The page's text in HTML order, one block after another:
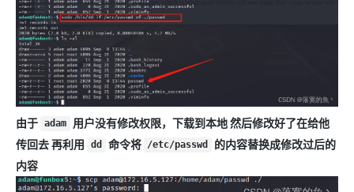
由于 adam
用户没有修改权限，下载到本地 然后修改好了在给他
传回去 再利用
dd 命令将 /etc/passwd
的内容替换成修改过后的
内容